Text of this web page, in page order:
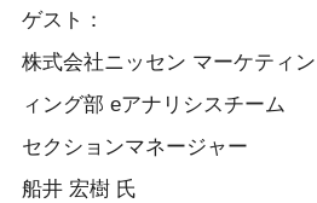
ゲスト：
株式会社ニッセン マーケティ
ィング部 eアナリシスチーム
セクションマネージャー
船井 宏樹 氏